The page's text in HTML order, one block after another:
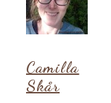
Camilla
Skår